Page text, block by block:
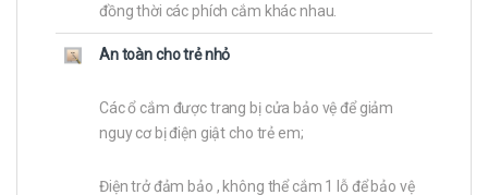
đồng thời các phích cắm khác nhau.
An toàn cho trẻ nhỏ
Các ổ cắm được trang bị cửa bảo vệ để giảm
nguy cơ bị điện giật cho trẻ em;
Điện trở đảm bảo , không thể cắm 1 lỗ để bảo vệ